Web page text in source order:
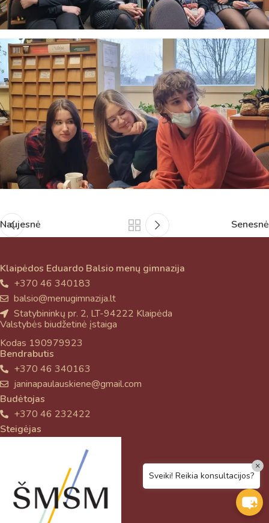
Naujesnė Senesnė
Klaipėdos Eduardo Balsio menų gimnazija
+370 46 340183
balsio@menugimnazija.lt
Statybininkų pr. 2, LT-94222 Klaipėda
Valstybės biudžetinė įstaiga
Kodas 190979923
Bendrabutis
+370 46 340163
janinapaulauskiene@gmail.com
Budėtojas
+370 46 232422
Steigėjas
Sveiki! Reikia konsultacijos?
×